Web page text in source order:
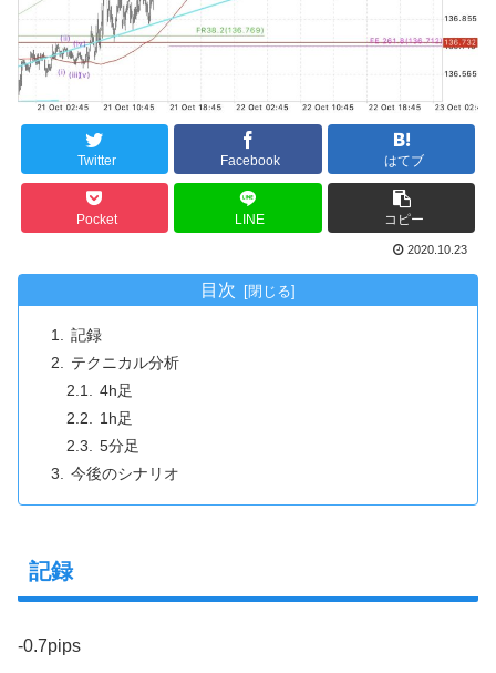
Twitter Facebook はてブ
Pocket LINE コピー
2020.10.23
目次
記録
テクニカル分析
4h足
1h足
5分足
今後のシナリオ
記録
-0.7pips